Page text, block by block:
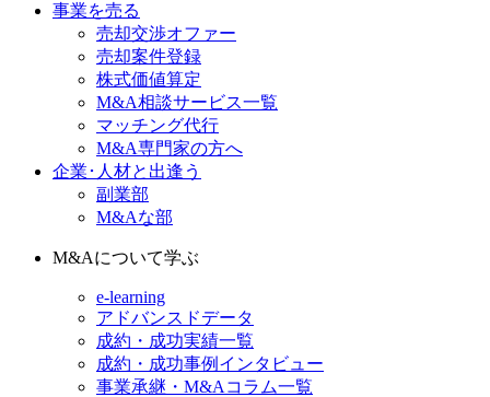
事業を売る
売却交渉オファー
売却案件登録
株式価値算定
M&A相談サービス一覧
マッチング代行
M&A専門家の方へ
企業･人材と出逢う
副業部
M&Aな部
M&Aについて学ぶ
e-learning
アドバンスドデータ
成約・成功実績一覧
成約・成功事例インタビュー
事業承継・M&Aコラム一覧